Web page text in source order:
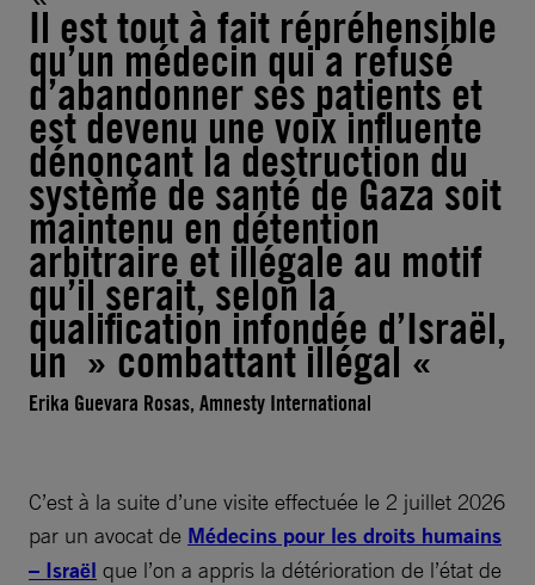
Il est tout à fait répréhensible
qu’un médecin qui a refusé
d’abandonner ses patients et
est devenu une voix influente
dénonçant la destruction du
système de santé de Gaza soit
maintenu en détention
arbitraire et illégale au motif
qu’il serait, selon la
qualification infondée d’Israël,
un » combattant illégal «
Erika Guevara Rosas, Amnesty International
C’est à la suite d’une visite effectuée le 2 juillet 2026
par un avocat de Médecins pour les droits humains
– Israël que l’on a appris la détérioration de l’état de